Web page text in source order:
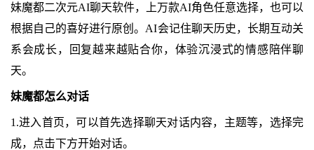
妹魔都二次元AI聊天软件，上万款AI角色任意选择，也可以
根据自己的喜好进行原创。AI会记住聊天历史，长期互动关
系会成长，回复越来越贴合你，体验沉浸式的情感陪伴聊
天。
妹魔都怎么对话
1.进入首页，可以首先选择聊天对话内容，主题等，选择完
成，点击下方开始对话。